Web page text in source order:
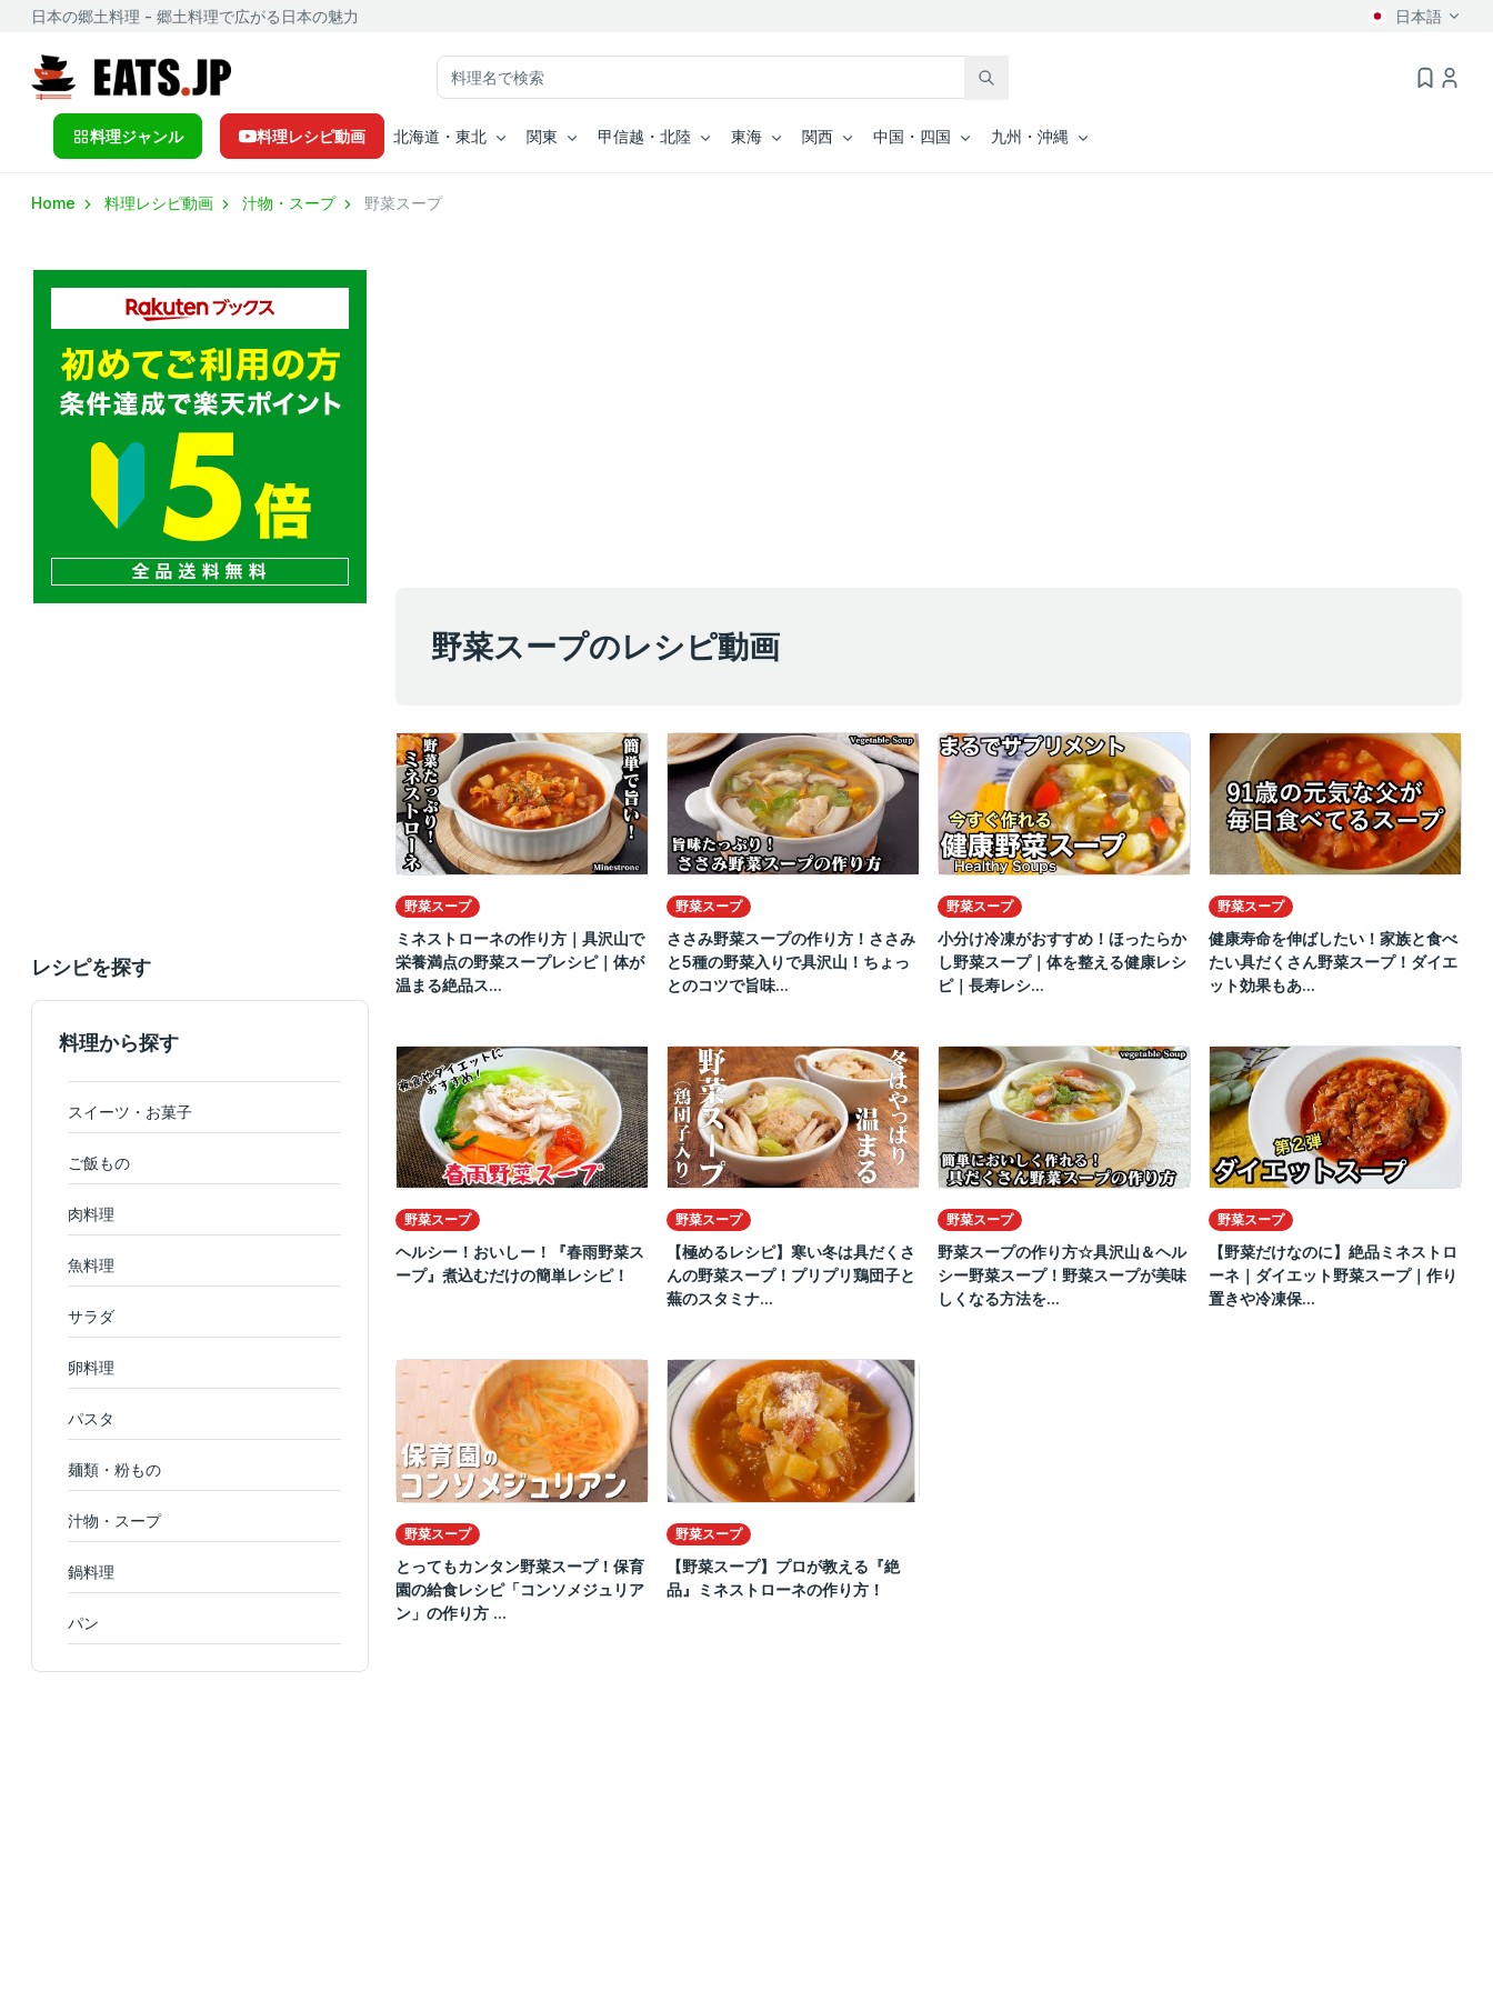
日本の郷土料理 - 郷土料理で広がる日本の魅力 日本語
料理ジャンル 料理レシピ動画 北海道・東北 関東 甲信越・北陸 東海 関西 中国・四国 九州・沖縄
Home 料理レシピ動画 汁物・スープ 野菜スープ
レシピを探す
料理から探す
スイーツ・お菓子
ご飯もの
肉料理
魚料理
サラダ
卵料理
パスタ
麺類・粉もの
汁物・スープ
鍋料理
パン
野菜スープのレシピ動画
野菜スープ
ミネストローネの作り方｜具沢山で
栄養満点の野菜スープレシピ｜体が
温まる絶品ス...
野菜スープ
ささみ野菜スープの作り方！ささみ
と5種の野菜入りで具沢山！ちょっ
とのコツで旨味...
野菜スープ
小分け冷凍がおすすめ！ほったらか
し野菜スープ｜体を整える健康レシ
ピ｜長寿レシ...
野菜スープ
健康寿命を伸ばしたい！家族と食べ
たい具だくさん野菜スープ！ダイエ
ット効果もあ...
野菜スープ
ヘルシー！おいしー！『春雨野菜ス
ープ』煮込むだけの簡単レシピ！
野菜スープ
【極めるレシピ】寒い冬は具だくさ
んの野菜スープ！プリプリ鶏団子と
蕪のスタミナ...
野菜スープ
野菜スープの作り方☆具沢山＆ヘル
シー野菜スープ！野菜スープが美味
しくなる方法を...
野菜スープ
【野菜だけなのに】絶品ミネストロ
ーネ｜ダイエット野菜スープ｜作り
置きや冷凍保...
野菜スープ
とってもカンタン野菜スープ！保育
園の給食レシピ「コンソメジュリア
ン」の作り方 ...
野菜スープ
【野菜スープ】プロが教える『絶
品』ミネストローネの作り方！